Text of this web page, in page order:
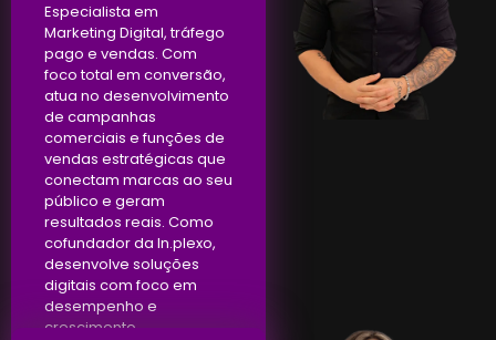
Especialista em
Marketing Digital, tráfego
pago e vendas. Com
foco total em conversão,
atua no desenvolvimento
de campanhas
comerciais e funções de
vendas estratégicas que
conectam marcas ao seu
público e geram
resultados reais. Como
cofundador da In.plexo,
desenvolve soluções
digitais com foco em
desempenho e
crescimento.